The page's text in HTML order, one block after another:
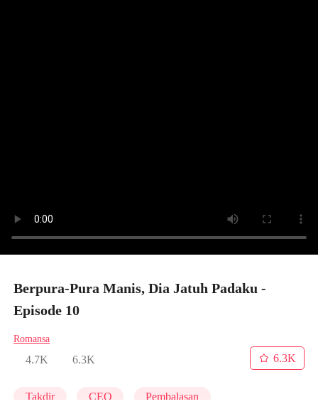
Berpura-Pura Manis, Dia Jatuh Padaku -
Episode 10
Romansa
4.7K 6.3K
6.3K
Takdir CEO Pembalasan